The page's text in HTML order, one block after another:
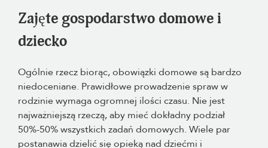
Zajęte gospodarstwo domowe i
dziecko
Ogólnie rzecz biorąc, obowiązki domowe są bardzo
niedoceniane. Prawidłowe prowadzenie spraw w
rodzinie wymaga ogromnej ilości czasu. Nie jest
najważniejszą rzeczą, aby mieć dokładny podział
50%-50% wszystkich zadań domowych. Wiele par
postanawia dzielić się opieką nad dziećmi i